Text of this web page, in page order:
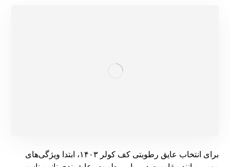
برای انتخاب عایق رطوبتی کف کولر ۱۴۰۳، ابتدا ویژگی‌های